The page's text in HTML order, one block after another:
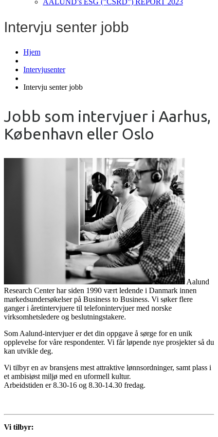
AALUND’s ESG (”CSRD”) REPORT 2023
Intervju senter jobb
Hjem
Intervjusenter
Intervju senter jobb
Jobb som intervjuer i Aarhus,
København eller Oslo
Aalund
Research Center har siden 1990 vært ledende i Danmark innen
markedsundersøkelser på Business to Business. Vi søker flere
ganger i åretintervjuere til telefonintervjuer med norske
virksomhetsledere og beslutningstakere.
Som Aalund-intervjuer er det din oppgave å sørge for en unik
opplevelse for våre respondenter. Vi får løpende nye prosjekter så du
kan utvikle deg.
Vi tilbyr en av bransjens mest attraktive lønnsordninger, samt plass i
et ambisiøst miljø med en uformell kultur.
Arbeidstiden er 8.30-16 og 8.30-14.30 fredag.
Vi tilbyr: